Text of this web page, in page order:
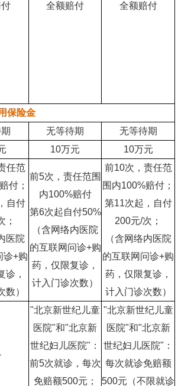
全额赔付 全额赔付
保险金
无等待期
无等待期
10万元 10万元
任范
付；
自付
；
医院
诊+购
诊，
数）
前5次，责任范围
内100%赔付
第6次起自付50%
（含网络内医院
的互联网问诊+购
药，仅限复诊，
计入门诊次数）
前10次，责任范
围内100%赔付；
第11次起，自付
200元/次；
（含网络内医院
的互联网问诊+购
药，仅限复诊，
计入门诊次数）
"北京新世纪儿童
医院"和"北京新
世纪妇儿医院"：
前5次就诊，每次
免赔额500元；
"北京新世纪儿童
医院"和"北京新
世纪妇儿医院"：
每次就诊免赔额
500元（不限就诊